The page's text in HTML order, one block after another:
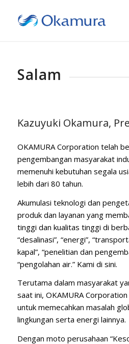
Salam
Kazuyuki Okamura,
OKAMURA Corporation telah
pengembangan masyarakat
memenuhi kebutuhan segala
lebih dari 80 tahun.
Akumulasi teknologi dan
produk dan layanan yang
tinggi dan kualitas tinggi di
“desalinasi”, “energi”,
kapal”, “penelitian dan
“pengolahan air.” Kami di sini.
Terutama dalam masyarakat
saat ini, OKAMURA Corporation
untuk memecahkan masalah
lingkungan serta energi lainnya.
Dengan moto perusahaan